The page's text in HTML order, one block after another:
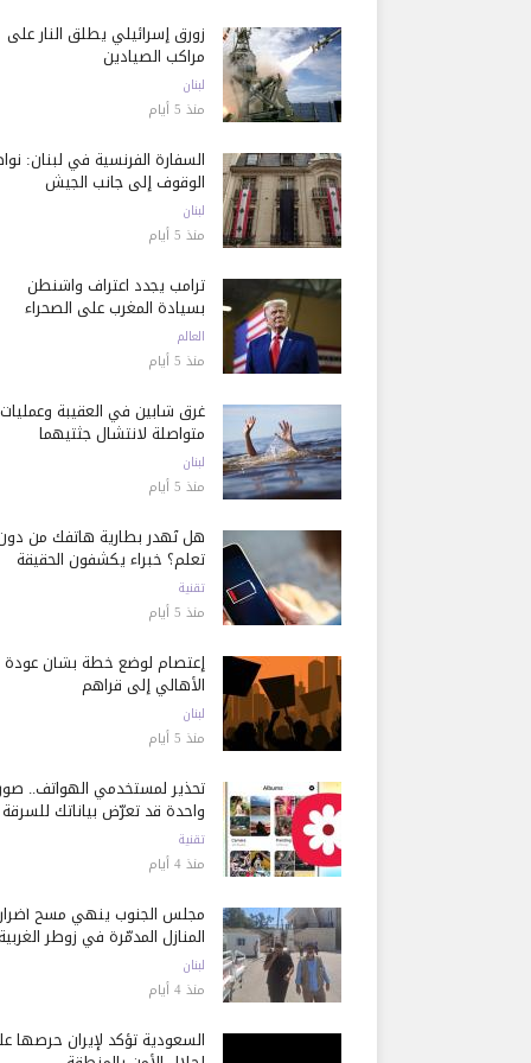
زورق إسرائيلي يطلق النار على
مراكب الصيادين
لبنان
منذ 5 أيام
السفارة الفرنسية في لبنان:
الوقوف إلى جانب الجيش
لبنان
منذ 5 أيام
ترامب يجدد اعتراف واشنطن
بسيادة المغرب على الصحراء
العالم
منذ 5 أيام
غرق شابين في العقيبة وعمليات
متواصلة لانتشال جثتيهما
لبنان
منذ 5 أيام
هل تُهدر بطارية هاتفك من
تعلم؟ خبراء يكشفون الحقيقة
تقنية
منذ 5 أيام
إعتصام لوضع خطة بشأن عودة
الأهالي إلى قراهم
لبنان
منذ 5 أيام
تحذير لمستخدمي الهواتف..
واحدة قد تعرّض بياناتك للسرقة
تقنية
منذ 4 أيام
مجلس الجنوب ينهي مسح أضرار
المنازل المدمّرة في زوطر الغربية
لبنان
منذ 4 أيام
السعودية تؤكد لإيران حرصها